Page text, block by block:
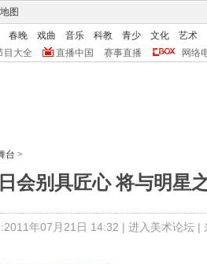
图
春晚 戏曲 音乐 科教 青少 文化
艺术
目大全 直播中国 赛事直播 网络
台 >
会别具匠心 将与明星
年07月21日 14:32 | 进入美术论坛|